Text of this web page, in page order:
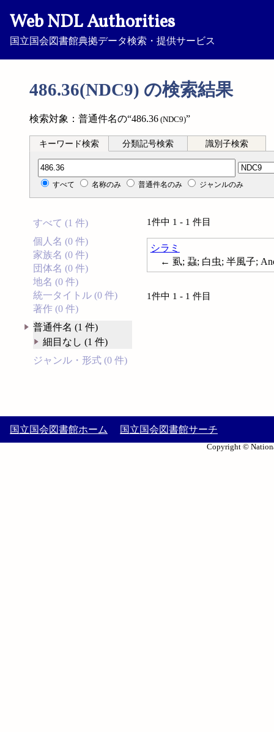
Web NDL Authorities
国立国会図書館典拠データ検索・提供サービス
486.36(NDC9) の検索結果
検索対象：普通件名の“486.36 (NDC9)”
キーワード検索 分類記号検索 識別子検索
分類記号検索
すべて 名称のみ 普通件名のみ ジャンルのみ
すべて (1 件)
個人名 (0 件)
家族名 (0 件)
団体名 (0 件)
地名 (0 件)
統一タイトル (0 件)
著作 (0 件)
普通件名 (1 件)
細目なし (1 件)
ジャンル・形式 (0 件)
1件中 1 - 1 件目
シラミ
← 虱; 蝨; 白虫; 半風子;
1件中 1 - 1 件目
国立国会図書館ホーム 国立国会図書館サーチ
Copyright ©